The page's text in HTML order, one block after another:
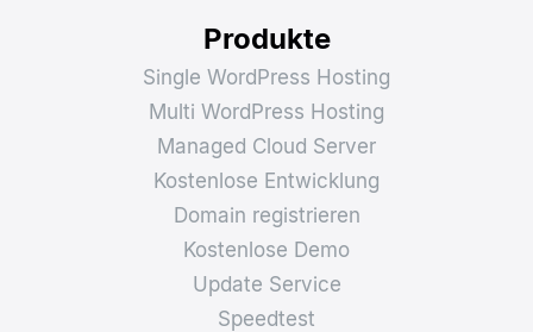
Produkte
Single WordPress Hosting
Multi WordPress Hosting
Managed Cloud Server
Kostenlose Entwicklung
Domain registrieren
Kostenlose Demo
Update Service
Speedtest